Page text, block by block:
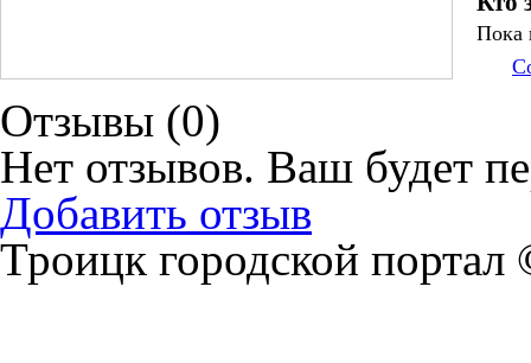
Пока
Отзывы (0)
Нет отзывов. Ваш будет
Добавить отзыв
Троицк городской портал